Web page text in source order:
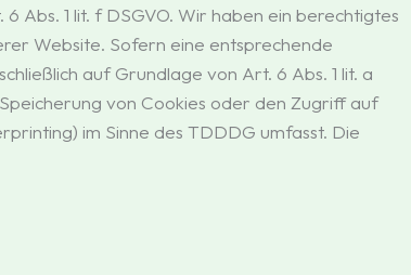
1 lit. f DSGVO. Wir haben ein berechtigtes
Website. Sofern eine entsprechende
auf Grundlage von Art. 6 Abs. 1 lit. a
von Cookies oder den Zugriff auf
im Sinne des TDDDG umfasst. Die